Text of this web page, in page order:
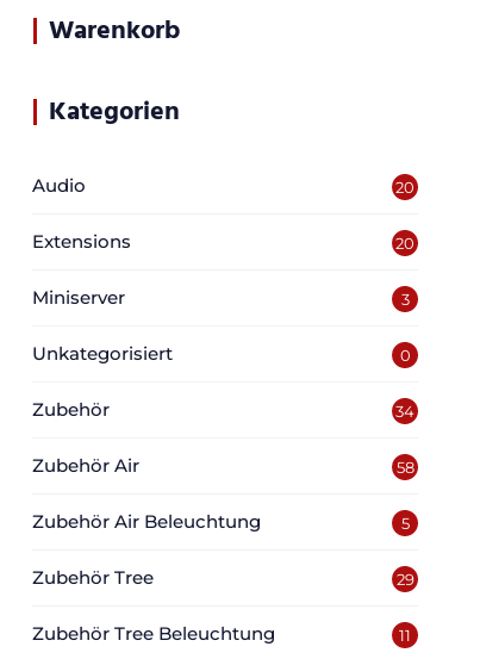
Warenkorb
Kategorien
Audio 20
Extensions 20
Miniserver 3
Unkategorisiert 0
Zubehör 34
Zubehör Air 58
Zubehör Air Beleuchtung 5
Zubehör Tree 29
Zubehör Tree Beleuchtung 11